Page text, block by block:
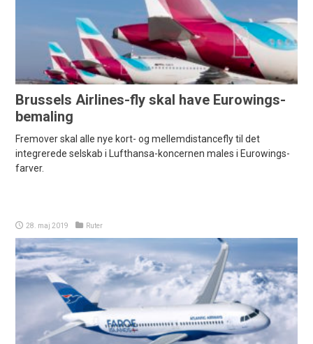
Brussels Airlines-fly skal have Eurowings-
bemaling
Fremover skal alle nye kort- og mellemdistancefly til det
integrerede selskab i Lufthansa-koncernen males i Eurowings-
farver.
28. maj 2019 Ruter